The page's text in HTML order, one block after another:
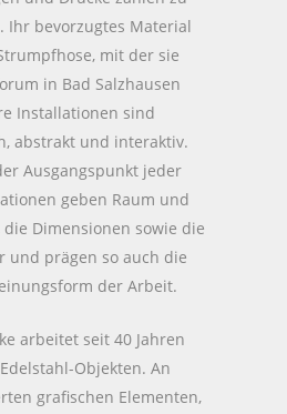
Ihr bevorzugtes Material
mit der sie
in Bad Salzhausen
Installationen sind
abstrakt und interaktiv.
Ausgangspunkt jeder
geben Raum und
Dimensionen sowie die
und prägen so auch die
der Arbeit.
arbeitet seit 40 Jahren
Objekten. An
grafischen Elementen,